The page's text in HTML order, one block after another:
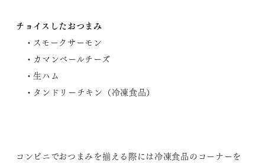
チョイスしたおつまみ
・スモークサーモン
・カマンベールチーズ
・生ハム
・タンドリーチキン（冷凍食品）
コンビニでおつまみを揃える際には冷凍食品のコーナーを